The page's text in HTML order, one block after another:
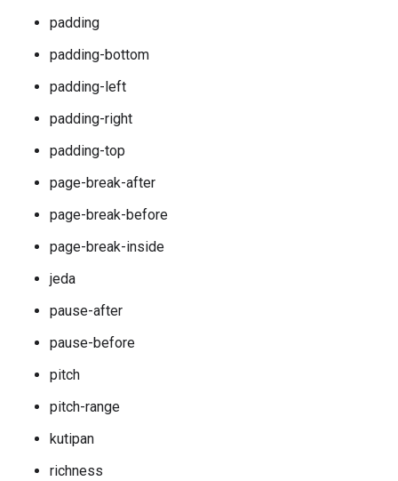
padding
padding-bottom
padding-left
padding-right
padding-top
page-break-after
page-break-before
page-break-inside
jeda
pause-after
pause-before
pitch
pitch-range
kutipan
richness